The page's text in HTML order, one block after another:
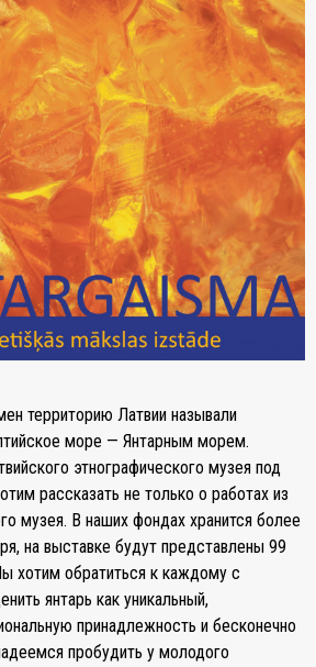
территорию Латвии называли
море — Янтарным морем.
этнографического музея под
рассказать не только о работах из
музея. В наших фондах хранится более
на выставке будут представлены 99
хотим обратиться к каждому с
янтарь как уникальный,
принадлежность и бесконечно
пробудить у молодого